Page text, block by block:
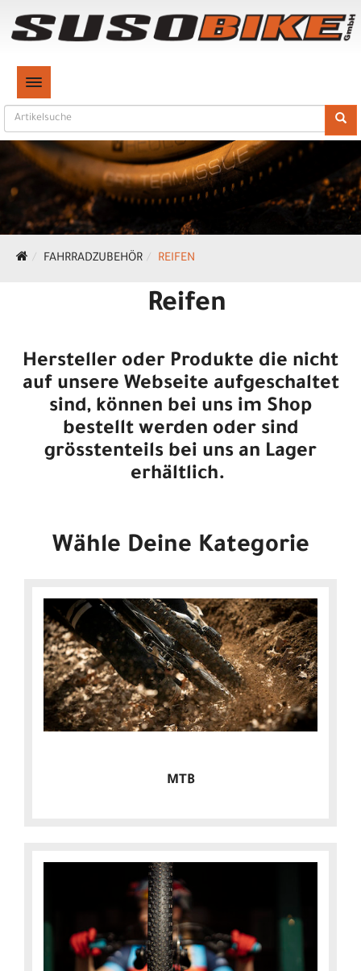
TOGGLE NAVIGATION
FAHRRADZUBEHÖR REIFEN
Reifen
Hersteller oder Produkte die nicht
auf unsere Webseite aufgeschaltet
sind, können bei uns im Shop
bestellt werden oder sind
grösstenteils bei uns an Lager
erhältlich.
Wähle Deine Kategorie
MTB